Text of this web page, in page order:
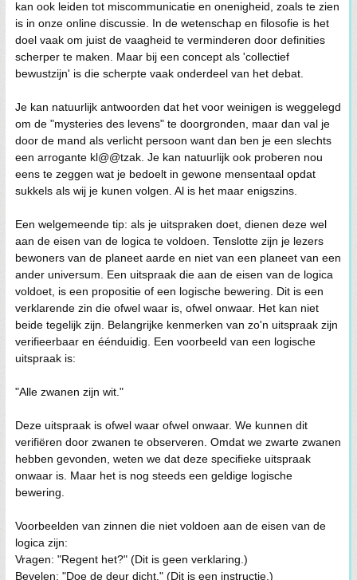
kan ook leiden tot miscommunicatie en onenigheid, zoals te zien
is in onze online discussie. In de wetenschap en filosofie is het
doel vaak om juist de vaagheid te verminderen door definities
scherper te maken. Maar bij een concept als 'collectief
bewustzijn' is die scherpte vaak onderdeel van het debat.
Je kan natuurlijk antwoorden dat het voor weinigen is weggelegd
om de "mysteries des levens" te doorgronden, maar dan val je
door de mand als verlicht persoon want dan ben je een slechts
een arrogante kl@@tzak. Je kan natuurlijk ook proberen nou
eens te zeggen wat je bedoelt in gewone mensentaal opdat
sukkels als wij je kunen volgen. Al is het maar enigszins.
Een welgemeende tip: als je uitspraken doet, dienen deze wel
aan de eisen van de logica te voldoen. Tenslotte zijn je lezers
bewoners van de planeet aarde en niet van een planeet van een
ander universum. Een uitspraak die aan de eisen van de logica
voldoet, is een propositie of een logische bewering. Dit is een
verklarende zin die ofwel waar is, ofwel onwaar. Het kan niet
beide tegelijk zijn. Belangrijke kenmerken van zo'n uitspraak zijn
verifieerbaar en éénduidig. Een voorbeeld van een logische
uitspraak is:
"Alle zwanen zijn wit."
Deze uitspraak is ofwel waar ofwel onwaar. We kunnen dit
verifiëren door zwanen te observeren. Omdat we zwarte zwanen
hebben gevonden, weten we dat deze specifieke uitspraak
onwaar is. Maar het is nog steeds een geldige logische
bewering.
Voorbeelden van zinnen die niet voldoen aan de eisen van de
logica zijn:
Vragen: "Regent het?" (Dit is geen verklaring.)
Bevelen: "Doe de deur dicht." (Dit is een instructie.)